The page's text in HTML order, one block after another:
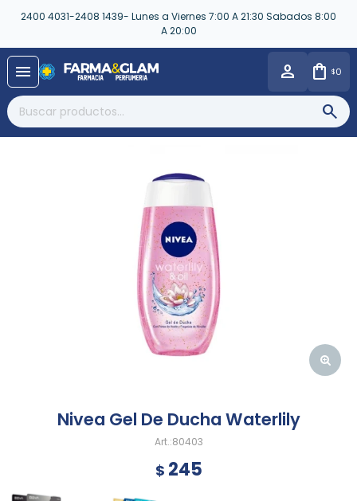
2400 4031-2408 1439- Lunes a Viernes 7:00 A 21:30 Sabados 8:00
A 20:00
menu $0
Nivea Gel De Ducha Waterlily
80403
$ 245